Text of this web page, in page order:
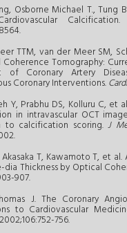
Osborne Michael T., Tung
Calcification.
TTM, van der Meer SM,
Coherence Tomography:
of Coronary Artery
Coronary Interventions.
Y, Prabhu DS, Kolluru C, et
in intravascular OCT
to calcification scoring.J
Akasaka T, Kawamoto T, et
dia Thickness by Optical
907.
J. The Coronary
to Cardiovascular
756.